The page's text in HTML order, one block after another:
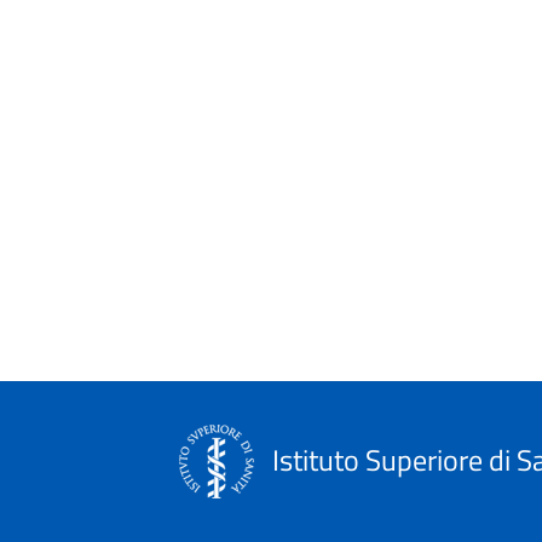
Istituto Superiore di